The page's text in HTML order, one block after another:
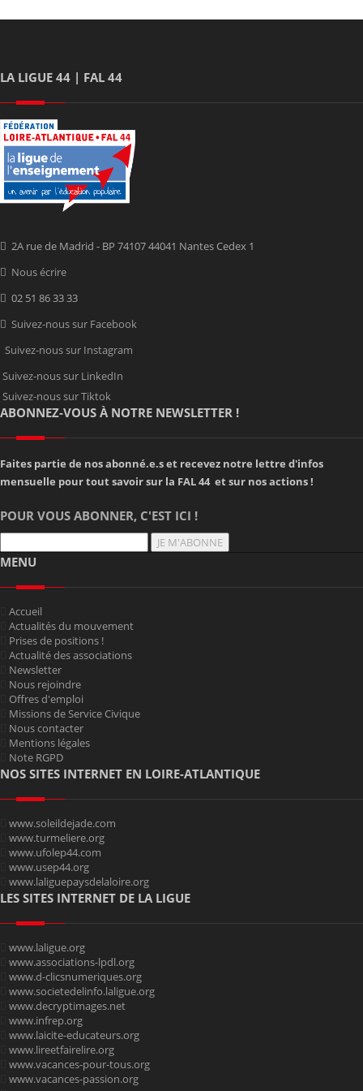
LA LIGUE 44 | FAL 44
2A rue de Madrid - BP 74107 44041 Nantes Cedex 1
Nous écrire
02 51 86 33 33
Suivez-nous sur Facebook
Suivez-nous sur Instagram
Suivez-nous sur LinkedIn
Suivez-nous sur Tiktok
ABONNEZ-VOUS À NOTRE NEWSLETTER !
Faites partie de nos abonné.e.s et recevez notre lettre d'infos
mensuelle pour tout savoir sur la FAL 44 et sur nos actions !
POUR VOUS ABONNER, C'EST ICI !
JE M'ABONNE
MENU
Accueil
Actualités du mouvement
Prises de positions !
Actualité des associations
Newsletter
Nous rejoindre
Offres d'emploi
Missions de Service Civique
Nous contacter
Mentions légales
Note RGPD
NOS SITES INTERNET EN LOIRE-ATLANTIQUE
www.soleildejade.com
www.turmeliere.org
www.ufolep44.com
www.usep44.org
www.laliguepaysdelaloire.org
LES SITES INTERNET DE LA LIGUE
www.laligue.org
www.associations-lpdl.org
www.d-clicsnumeriques.org
www.societedelinfo.laligue.org
www.decryptimages.net
www.infrep.org
www.laicite-educateurs.org
www.lireetfairelire.org
www.vacances-pour-tous.org
www.vacances-passion.org